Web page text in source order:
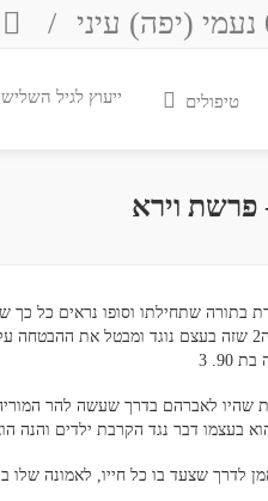
/
טיפולים ייעוץ לגיל
פרשת וירא
להעלות את אותו הבן לקרבן עולה2 שזה בעצם
3
הוא בעצמו דבר נגד הקרבת ילדים
לדרך שצעד בו כל חייו, לאמונה שלו